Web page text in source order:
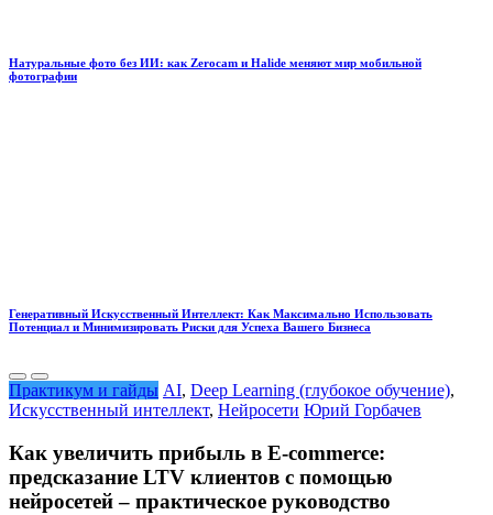
Натуральные фото без ИИ: как Zerocam и Halide меняют мир мобильной
фотографии
Генеративный Искусственный Интеллект: Как Максимально Использовать
Потенциал и Минимизировать Риски для Успеха Вашего Бизнеса
Практикум и гайды AI, Deep Learning (глубокое обучение),
Искусственный интеллект, Нейросети Юрий Горбачев
Как увеличить прибыль в E-commerce:
предсказание LTV клиентов с помощью
нейросетей – практическое руководство